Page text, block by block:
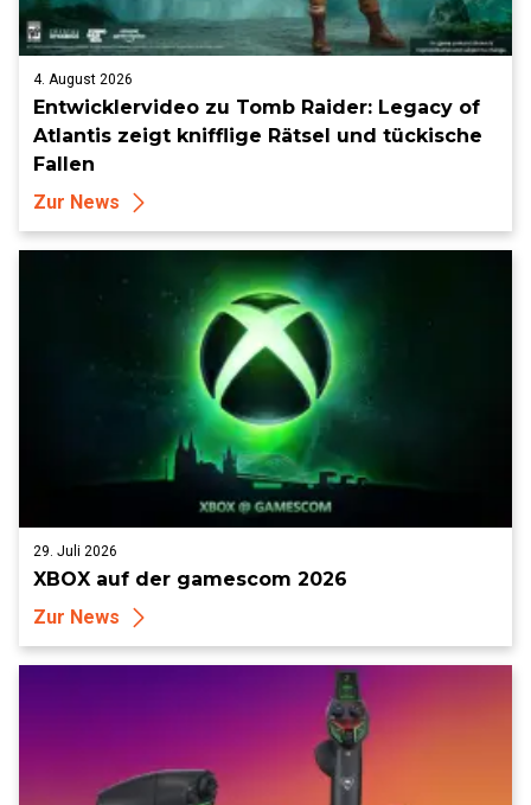
4. August 2026
Entwicklervideo zu Tomb Raider: Legacy of
Atlantis zeigt knifflige Rätsel und tückische
Fallen
Zur News
29. Juli 2026
XBOX auf der gamescom 2026
Zur News